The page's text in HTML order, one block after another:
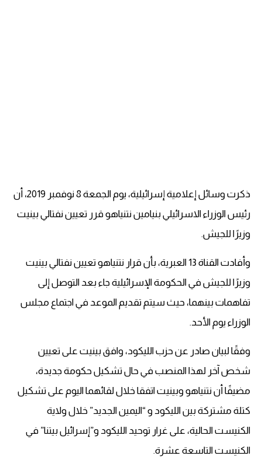
ذكرت وسائل إعلامية إسرائيلية، يوم الجمعة 8 نوفمبر 2019، أن
رئيس الوزراء الاسرائيلي بنيامين نتنياهو قرر تعيين نفتالي بينيت
وزيرًا للجيش.
وأفادت القناة 13 العبرية، بأن قرار نتنياهو تعيين نفتالي بينيت
وزيرًا للجيش في الحكومة الإسرائيلية جاء بعد التوصل إلى
تفاهمات بينهما، حيث سيتم تقديم الموعد في اجتماع مجلس
الوزراء يوم الأحد.
وفقًا لبيان صادر عن حزب الليكود، وافق بينيت على تعيين
شخص آخر لهذا المنصب في حال تشكيل حكومة جديدة،
مضيفًا أن نتنياهو وبينيت اتفقا خلال لقائهما اليوم على تشكيل
كتلة مشتركة بين الليكود و “اليمين الجديد” خلال ولاية
الكنيست الحالية، على غرار توحيد الليكود و”إسرائيل بيتنا” في
الكنيست التاسعة عشرة.